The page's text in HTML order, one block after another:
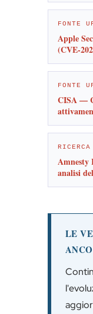
FONTE
Apple
(CVE-
FONTE
CISA —
analisi
LE